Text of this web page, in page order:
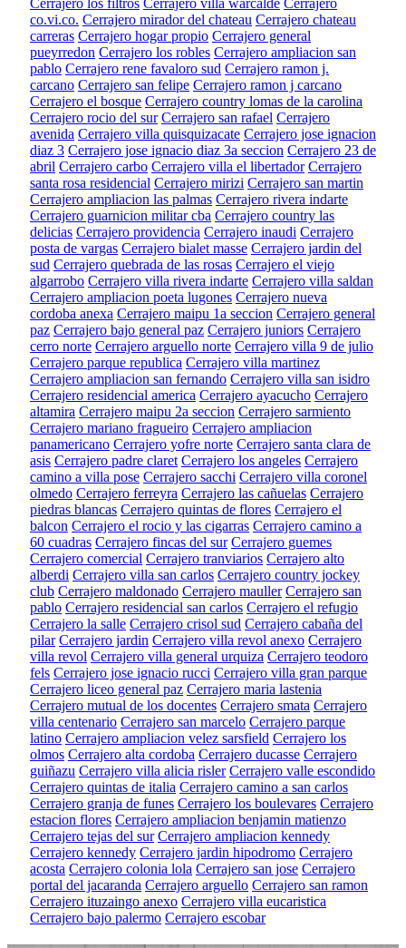
Cerrajero los filtros Cerrajero villa warcalde Cerrajero
co.vi.co. Cerrajero mirador del chateau Cerrajero chateau
carreras Cerrajero hogar propio Cerrajero general
pueyrredon Cerrajero los robles Cerrajero ampliacion san
pablo Cerrajero rene favaloro sud Cerrajero ramon j.
carcano Cerrajero san felipe Cerrajero ramon j carcano
Cerrajero el bosque Cerrajero country lomas de la carolina
Cerrajero rocio del sur Cerrajero san rafael Cerrajero
avenida Cerrajero villa quisquizacate Cerrajero jose ignacion
diaz 3 Cerrajero jose ignacio diaz 3a seccion Cerrajero 23 de
abril Cerrajero carbo Cerrajero villa el libertador Cerrajero
santa rosa residencial Cerrajero mirizi Cerrajero san martin
Cerrajero ampliacion las palmas Cerrajero rivera indarte
Cerrajero guarnicion militar cba Cerrajero country las
delicias Cerrajero providencia Cerrajero inaudi Cerrajero
posta de vargas Cerrajero bialet masse Cerrajero jardin del
sud Cerrajero quebrada de las rosas Cerrajero el viejo
algarrobo Cerrajero villa rivera indarte Cerrajero villa saldan
Cerrajero ampliacion poeta lugones Cerrajero nueva
cordoba anexa Cerrajero maipu 1a seccion Cerrajero general
paz Cerrajero bajo general paz Cerrajero juniors Cerrajero
cerro norte Cerrajero arguello norte Cerrajero villa 9 de julio
Cerrajero parque republica Cerrajero villa martinez
Cerrajero ampliacion san fernando Cerrajero villa san isidro
Cerrajero residencial america Cerrajero ayacucho Cerrajero
altamira Cerrajero maipu 2a seccion Cerrajero sarmiento
Cerrajero mariano fragueiro Cerrajero ampliacion
panamericano Cerrajero yofre norte Cerrajero santa clara de
asis Cerrajero padre claret Cerrajero los angeles Cerrajero
camino a villa pose Cerrajero sacchi Cerrajero villa coronel
olmedo Cerrajero ferreyra Cerrajero las cañuelas Cerrajero
piedras blancas Cerrajero quintas de flores Cerrajero el
balcon Cerrajero el rocio y las cigarras Cerrajero camino a
60 cuadras Cerrajero fincas del sur Cerrajero guemes
Cerrajero comercial Cerrajero tranviarios Cerrajero alto
alberdi Cerrajero villa san carlos Cerrajero country jockey
club Cerrajero maldonado Cerrajero mauller Cerrajero san
pablo Cerrajero residencial san carlos Cerrajero el refugio
Cerrajero la salle Cerrajero crisol sud Cerrajero cabaña del
pilar Cerrajero jardin Cerrajero villa revol anexo Cerrajero
villa revol Cerrajero villa general urquiza Cerrajero teodoro
fels Cerrajero jose ignacio rucci Cerrajero villa gran parque
Cerrajero liceo general paz Cerrajero maria lastenia
Cerrajero mutual de los docentes Cerrajero smata Cerrajero
villa centenario Cerrajero san marcelo Cerrajero parque
latino Cerrajero ampliacion velez sarsfield Cerrajero los
olmos Cerrajero alta cordoba Cerrajero ducasse Cerrajero
guiñazu Cerrajero villa alicia risler Cerrajero valle escondido
Cerrajero quintas de italia Cerrajero camino a san carlos
Cerrajero granja de funes Cerrajero los boulevares Cerrajero
estacion flores Cerrajero ampliacion benjamin matienzo
Cerrajero tejas del sur Cerrajero ampliacion kennedy
Cerrajero kennedy Cerrajero jardin hipodromo Cerrajero
acosta Cerrajero colonia lola Cerrajero san jose Cerrajero
portal del jacaranda Cerrajero arguello Cerrajero san ramon
Cerrajero ituzaingo anexo Cerrajero villa eucaristica
Cerrajero bajo palermo Cerrajero escobar